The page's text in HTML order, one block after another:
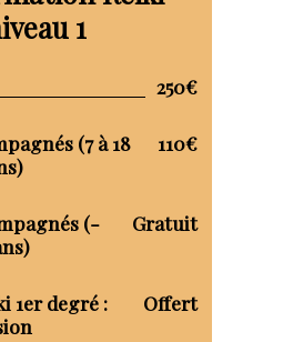
1
250€
(7 à 18
110€
(-
Gratuit
1er degré :
Offert